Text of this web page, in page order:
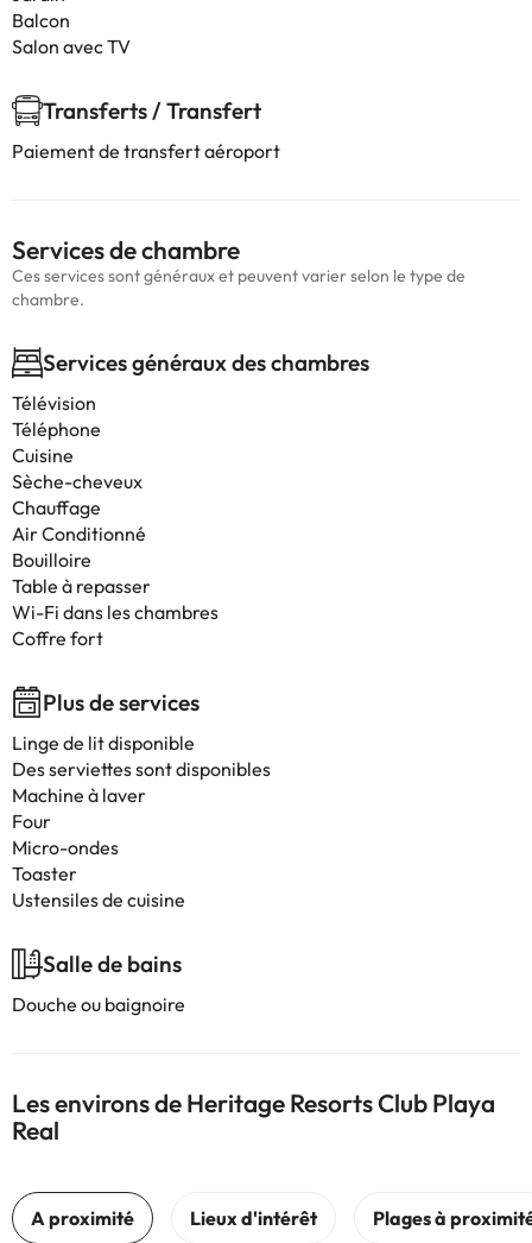
Balcon
Salon avec TV
Transferts / Transfert
Paiement de transfert aéroport
Services de chambre
Ces services sont généraux et peuvent varier selon le type de
chambre.
Services généraux des chambres
Télévision
Téléphone
Cuisine
Sèche-cheveux
Chauffage
Air Conditionné
Bouilloire
Table à repasser
Wi-Fi dans les chambres
Coffre fort
Plus de services
Linge de lit disponible
Des serviettes sont disponibles
Machine à laver
Four
Micro-ondes
Toaster
Ustensiles de cuisine
Salle de bains
Douche ou baignoire
Les environs de Heritage Resorts Club Playa
Real